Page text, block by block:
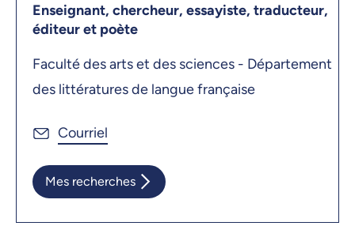
Enseignant, chercheur, essayiste, traducteur,
éditeur et poète
Faculté des arts et des sciences - Département
des littératures de langue française
Mes recherches